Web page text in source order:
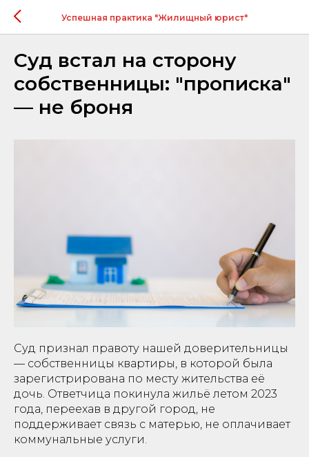
Успешная практика "Жилищный юрист"
Суд встал на сторону
собственницы: "прописка"
— не броня
Суд признал правоту нашей доверительницы
— собственницы квартиры, в которой была
зарегистрирована по месту жительства её
дочь. Ответчица покинула жильё летом 2023
года, переехав в другой город, не
поддерживает связь с матерью, не оплачивает
коммунальные услуги.